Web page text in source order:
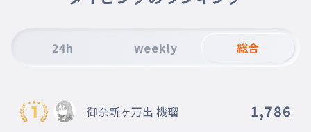
K-POP好きの女子も言ってくるし、
友達に「なんで様付けされてるの?
24h weekly 総合
御奈新ヶ万出 機瑠 1,786